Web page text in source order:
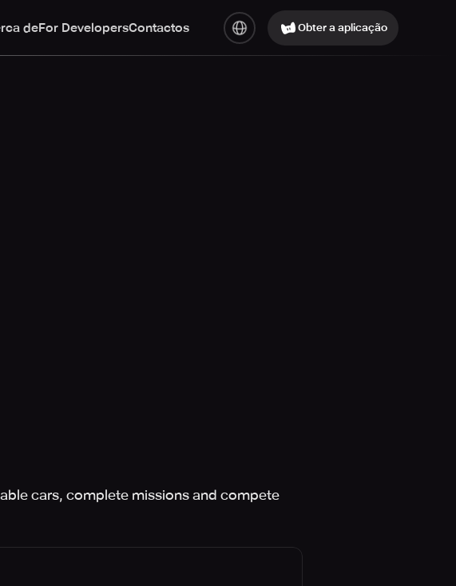
deFor DevelopersContactos Obter a aplicação
cars, complete missions and compete